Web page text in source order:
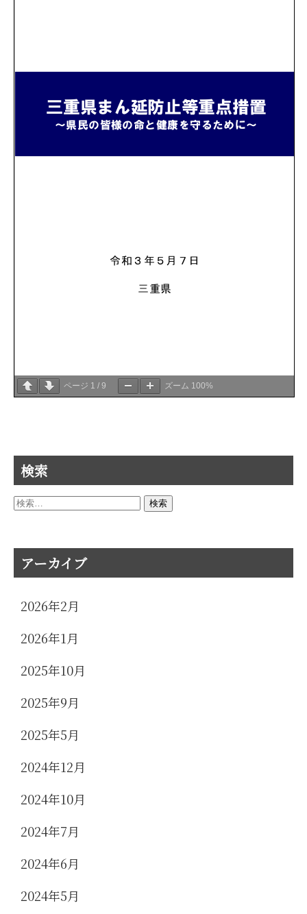
ページ 1 / 9 ズーム 100%
検索
検
アーカイブ
2026年2月
2026年1月
2025年10月
2025年9月
2025年5月
2024年12月
2024年10月
2024年7月
2024年6月
2024年5月